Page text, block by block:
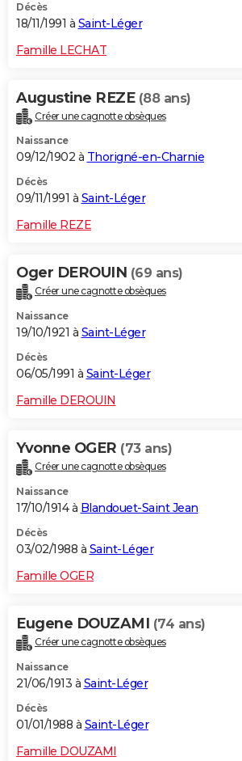
Décès
18/11/1991 à Saint-Léger
Famille LECHAT
Augustine REZE (88 ans)
Créer une cagnotte obsèques
Naissance
09/12/1902 à Thorigné-en-Charnie
Décès
09/11/1991 à Saint-Léger
Famille REZE
Oger DEROUIN (69 ans)
Créer une cagnotte obsèques
Naissance
19/10/1921 à Saint-Léger
Décès
06/05/1991 à Saint-Léger
Famille DEROUIN
Yvonne OGER (73 ans)
Créer une cagnotte obsèques
Naissance
17/10/1914 à Blandouet-Saint Jean
Décès
03/02/1988 à Saint-Léger
Famille OGER
Eugene DOUZAMI (74 ans)
Créer une cagnotte obsèques
Naissance
21/06/1913 à Saint-Léger
Décès
01/01/1988 à Saint-Léger
Famille DOUZAMI